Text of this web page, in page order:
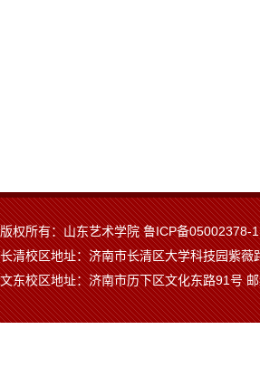
版权所有：山东艺术学院 鲁ICP备05002378-
长清校区地址：济南市长清区大学科技园紫
文东校区地址：济南市历下区文化东路91号